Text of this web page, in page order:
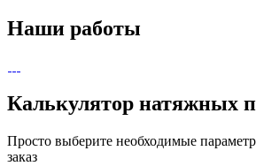
Наши работы
Калькулятор натяжных
Просто выберите необходимые
заказ